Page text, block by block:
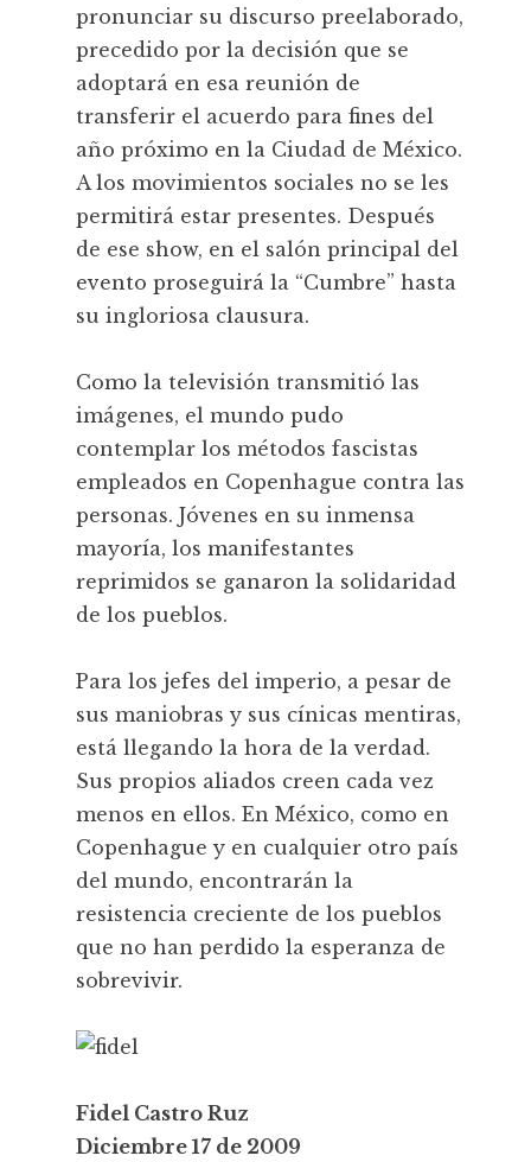
pronunciar su discurso preelaborado,
precedido por la decisión que se
adoptará en esa reunión de
transferir el acuerdo para fines del
año próximo en la Ciudad de México.
A los movimientos sociales no se les
permitirá estar presentes. Después
de ese show, en el salón principal del
evento proseguirá la “Cumbre” hasta
su ingloriosa clausura.
Como la televisión transmitió las
imágenes, el mundo pudo
contemplar los métodos fascistas
empleados en Copenhague contra las
personas. Jóvenes en su inmensa
mayoría, los manifestantes
reprimidos se ganaron la solidaridad
de los pueblos.
Para los jefes del imperio, a pesar de
sus maniobras y sus cínicas mentiras,
está llegando la hora de la verdad.
Sus propios aliados creen cada vez
menos en ellos. En México, como en
Copenhague y en cualquier otro país
del mundo, encontrarán la
resistencia creciente de los pueblos
que no han perdido la esperanza de
sobrevivir.
Fidel Castro Ruz
Diciembre 17 de 2009